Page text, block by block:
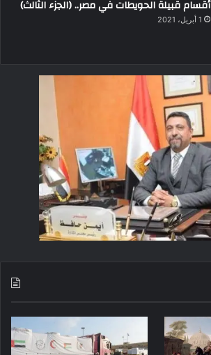
أقسام قبيلة الحويطات في مصر.. (الجزء الثالث)
1 أبريل، 2021